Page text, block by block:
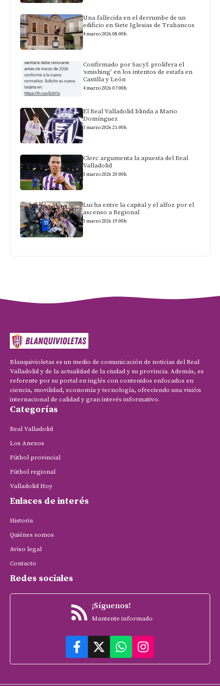
Una fallecida en el derrumbe de un
edificio en Siete Iglesias de Trabancos
4 marzo 2026 08:00h
Confirmado por Sacyl: prolifera el
‘smishing’ en los intentos de estafa en
Castilla y León
4 marzo 2026 07:00h
El Real Valladolid blinda a Mario
Domínguez
3 marzo 2026 21:00h
Clerc argumenta la apuesta del Real
Valladolid
3 marzo 2026 20:00h
Lucha entre la capital y el alfoz por el
ascenso a Regional
3 marzo 2026 19:00h
Blanquivioletas es un medio de comunicación de noticias del Real
Valladolid y de la actualidad de la ciudad y su provincia. Además, es
referente por su portal en inglés con contenidos enfocados en
ciencia, movilidad, economía y tecnología, ofreciendo una visión
internacional de calidad y gran interés informativo.
Categorías
Real Valladolid
Los Anexos
Fútbol provincial
Fútbol regional
Valladolid Hoy
Enlaces de interés
Historia
Quiénes somos
Aviso legal
Contacto
Redes sociales
¡Síguenos!
Mantente informado